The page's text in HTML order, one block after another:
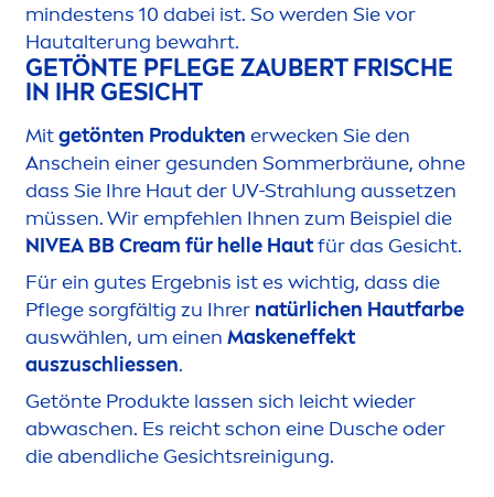
mindestens 10 dabei ist. So werden Sie vor
Hautalterung bewahrt.
GETÖNTE PFLEGE ZAUBERT FRISCHE
IN IHR GESICHT
Mitgetönten Produkten erwecken Sie den
Anschein einer gesunden Sommerbräune, ohne
dass Sie Ihre Haut der UV-Strahlung aussetzen
müssen. Wir empfehlen Ihnen zum Beispiel die
NIVEA BB Cream für helle Hautfür das Gesicht.
Für ein gutes Ergebnis ist es wichtig, dass die
Pflege sorgfältig zu Ihrer natürlichen Hautfarbe
auswählen, um einen Maskeneffekt
auszuschliessen.
Getönte Produkte lassen sich leicht wieder
abwaschen. Es reicht schon eine Dusche oder
die abendliche Gesichtsreinigung.